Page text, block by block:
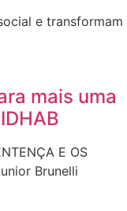
e transformam
mais uma
E OS
Brunelli